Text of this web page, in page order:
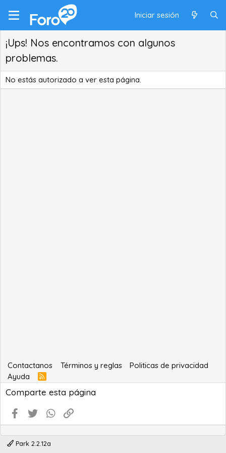
Iniciar sesión
¡Ups! Nos encontramos con algunos
problemas.
No estás autorizado a ver esta página.
Contactanos Términos y reglas
Politicas de privacidad
Ayuda
R
S
S
Comparte esta página
Facebook
Twitter WhatsApp
Park 2.2.12a